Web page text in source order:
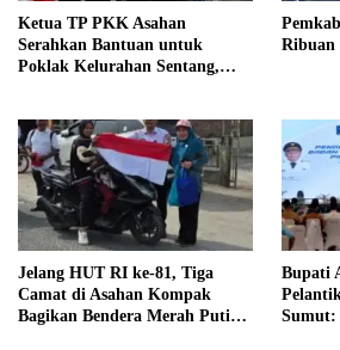
Ketua TP PKK Asahan
Serahkan Bantuan untuk
Poklak Kelurahan Sentang,
Ribuan
Jelang HUT RI ke-81, Tiga
Camat di Asahan Kompak
Bagikan Bendera Merah Putih
Bupati
Sumut: